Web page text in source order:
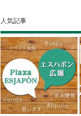
人気記事